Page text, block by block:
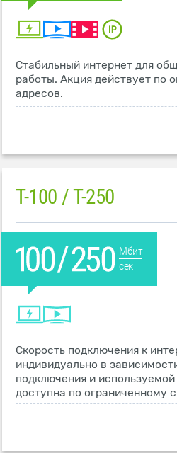
Стабильный интернет для
работы. Акция действует по
адресов.
T-100 / T-250
Мбит
сек
Скорость подключения к
индивидуально в
подключения и используемой
доступна по ограниченному